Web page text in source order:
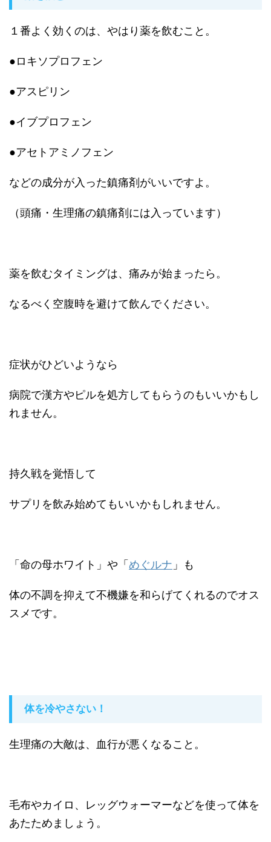
１番よく効くのは、やはり薬を飲むこと。
●ロキソプロフェン
●アスピリン
●イブプロフェン
●アセトアミノフェン
などの成分が入った鎮痛剤がいいですよ。
（頭痛・生理痛の鎮痛剤には入っています）
薬を飲むタイミングは、痛みが始まったら。
なるべく空腹時を避けて飲んでください。
症状がひどいようなら
病院で漢方やピルを処方してもらうのもいいかもし
れません。
持久戦を覚悟して
サプリを飲み始めてもいいかもしれません。
「命の母ホワイト」や「 めぐルナ 」も
体の不調を抑えて不機嫌を和らげてくれるのでオス
スメです。
体を冷やさない！
生理痛の大敵は、血行が悪くなること。
毛布やカイロ、レッグウォーマーなどを使って体を
あたためましょう。